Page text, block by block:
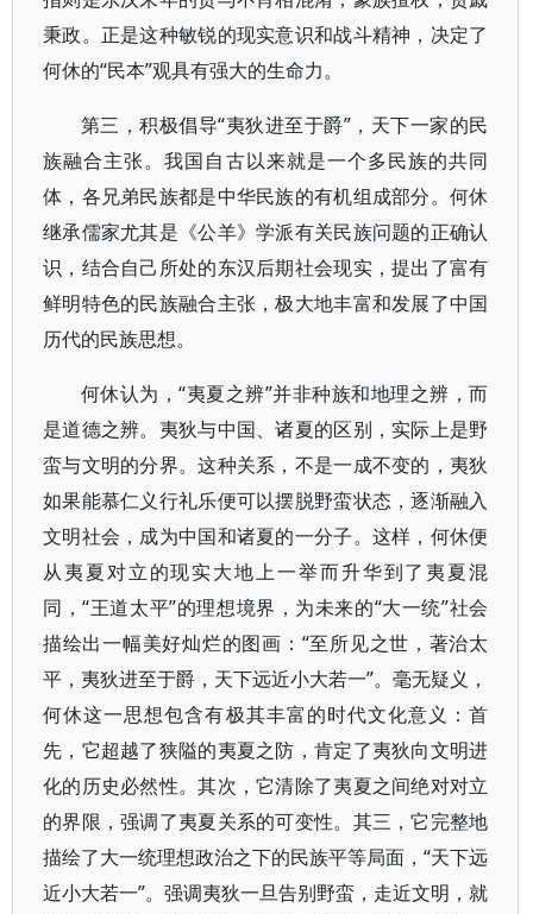
秉政。正是这种敏锐的现实意识和战斗精神，决定了
何休的“民本”观具有强大的生命力。
第三，积极倡导“夷狄进至于爵”，天下一家的民
族融合主张。我国自古以来就是一个多民族的共同
体，各兄弟民族都是中华民族的有机组成部分。何休
继承儒家尤其是《公羊》学派有关民族问题的正确认
识，结合自己所处的东汉后期社会现实，提出了富有
鲜明特色的民族融合主张，极大地丰富和发展了中国
历代的民族思想。
何休认为，“夷夏之辨”并非种族和地理之辨，而
是道德之辨。夷狄与中国、诸夏的区别，实际上是野
蛮与文明的分界。这种关系，不是一成不变的，夷狄
如果能慕仁义行礼乐便可以摆脱野蛮状态，逐渐融入
文明社会，成为中国和诸夏的一分子。这样，何休便
从夷夏对立的现实大地上一举而升华到了夷夏混
同，“王道太平”的理想境界，为未来的“大一统”社会
描绘出一幅美好灿烂的图画：“至所见之世，著治太
平，夷狄进至于爵，天下远近小大若一”。毫无疑义，
何休这一思想包含有极其丰富的时代文化意义：首
先，它超越了狭隘的夷夏之防，肯定了夷狄向文明进
化的历史必然性。其次，它清除了夷夏之间绝对对立
的界限，强调了夷夏关系的可变性。其三，它完整地
描绘了大一统理想政治之下的民族平等局面，“天下远
近小大若一”。强调夷狄一旦告别野蛮，走近文明，就